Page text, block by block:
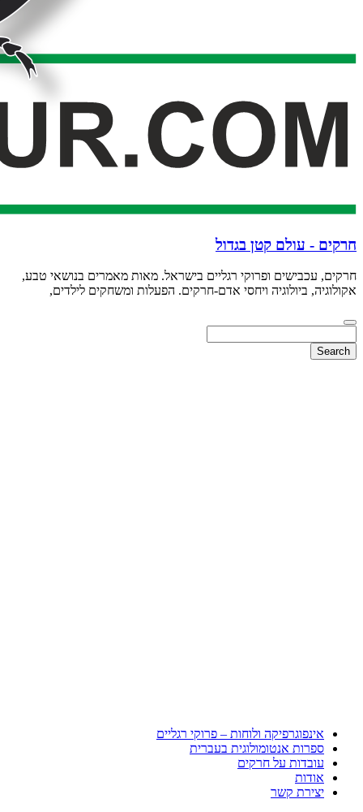
חרקים - עולם קטן בגדול
חרקים, עכבישים ופרוקי רגליים בישראל. מאות מאמרים בנושאי טבע,
אקולוגיה, ביולוגיה ויחסי אדם-חרקים. הפעלות ומשחקים לילדים,
אינפוגרפיקה ולוחות – פרוקי רגליים
ספרות אנטומולוגית בעברית
עובדות על חרקים
אודות
יצירת קשר